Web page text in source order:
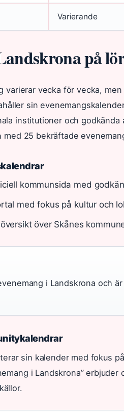
Varierande
på
varierar vecka för vecka,
sin
institutioner och
25 bekräftade
kommunsida med
med fokus på kultur och
över Skånes
i Landskrona och
sin kalender med fokus
i Landskrona”